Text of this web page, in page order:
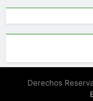
Derechos